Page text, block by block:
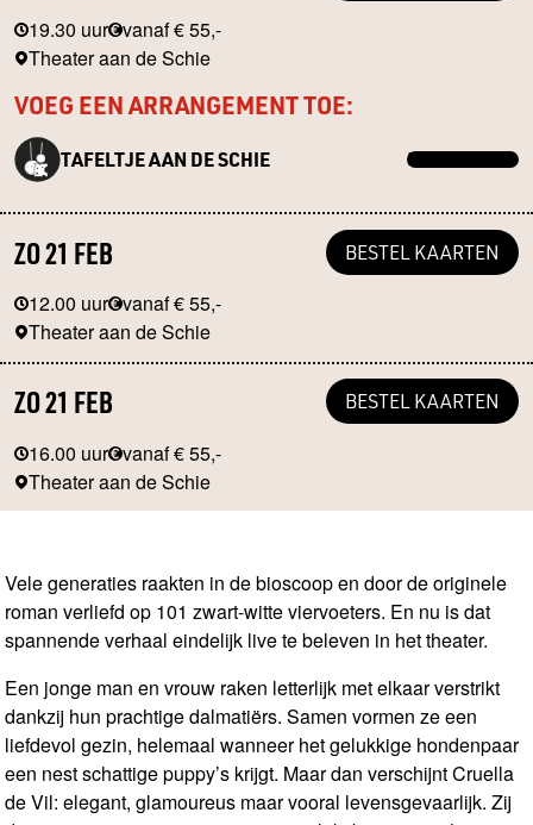
Vele generaties raakten in de bioscoop en door de originele
roman verliefd op 101 zwart-witte viervoeters. En nu is dat
spannende verhaal eindelijk live te beleven in het theater.
Een jonge man en vrouw raken letterlijk met elkaar verstrikt
dankzij hun prachtige dalmatiërs. Samen vormen ze een
liefdevol gezin, helemaal wanneer het gelukkige hondenpaar
een nest schattige puppy’s krijgt. Maar dan verschijnt Cruella
de Vil: elegant, glamoureus maar vooral levensgevaarlijk. Zij
19.30 uur vanaf € 55,-
Theater aan de Schie
VOEG EEN ARRANGEMENT TOE:
TAFELTJE AAN DE SCHIE MEER INFO →
ZO 21 FEB BESTEL KAARTEN
12.00 uur vanaf € 55,-
Theater aan de Schie
ZO 21 FEB BESTEL KAARTEN
16.00 uur vanaf € 55,-
Theater aan de Schie